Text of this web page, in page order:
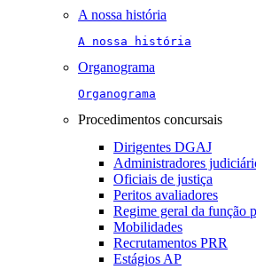
A nossa história
A nossa história
Organograma
Organograma
Procedimentos concursais
Dirigentes DGAJ
Administradores
Oficiais de justiça
Peritos avaliadores
Regime geral da função
Mobilidades
Recrutamentos PRR
Estágios AP